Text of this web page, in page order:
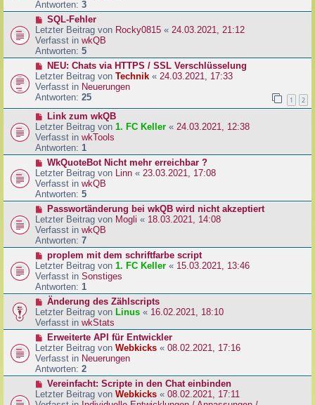
t
a
g
e
r
B
e
i
t
a
g
Antworten: 3
N
e
u
e
r
B
e
i
t
a
g
SQL-Fehler
Letzter Beitrag von Rocky0815 « 24.03.2021, 21:12
Verfasst in wkQB
Antworten: 5
N
e
u
e
r
B
e
i
t
a
g
NEU: Chats via HTTPS / SSL Verschlüsselung
Letzter Beitrag von Technik « 24.03.2021, 17:33
Verfasst in Neuerungen
Antworten: 25 1 2
N
e
u
e
r
B
e
i
t
a
g
Link zum wkQB
Letzter Beitrag von 1. FC Keller « 24.03.2021, 12:38
Verfasst in wkTools
Antworten: 1
N
e
u
e
r
B
e
i
t
a
g
WkQuoteBot Nicht mehr erreichbar ?
Letzter Beitrag von Linn « 23.03.2021, 17:08
Verfasst in wkQB
Antworten: 5
N
e
u
e
r
B
e
i
t
a
g
Passwortänderung bei wkQB wird nicht akzeptiert
Letzter Beitrag von Mogli « 18.03.2021, 14:08
Verfasst in wkQB
Antworten: 7
N
e
u
e
r
B
e
i
r
a
g
proplem mit dem schriftfarbe script
Letzter Beitrag von 1. FC Keller « 15.03.2021, 13:46
Verfasst in Sonstiges
Antworten: 1
N
e
u
e
r
B
e
i
r
Änderung des Zählscripts
Letzter Beitrag von Linus « 16.02.2021, 18:10
Verfasst in wkStats
N
e
u
e
r
B
e
Erweiterte API für Entwickler
Letzter Beitrag von Webkicks « 08.02.2021, 17:16
Verfasst in Neuerungen
Antworten: 2
N
e
Vereinfacht: Scripte in den Chat einbinden
Letzter Beitrag von Webkicks « 08.02.2021, 17:11